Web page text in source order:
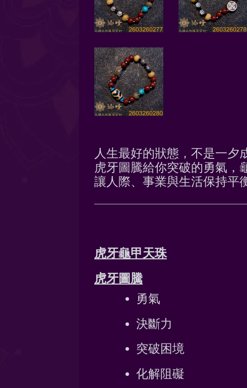
人生最好的狀態，不是一夕
虎牙圖騰給你突破的勇氣，
讓人際、事業與生活保持平
虎牙龜甲天珠
虎牙圖騰
勇氣
決斷力
突破困境
化解阻礙